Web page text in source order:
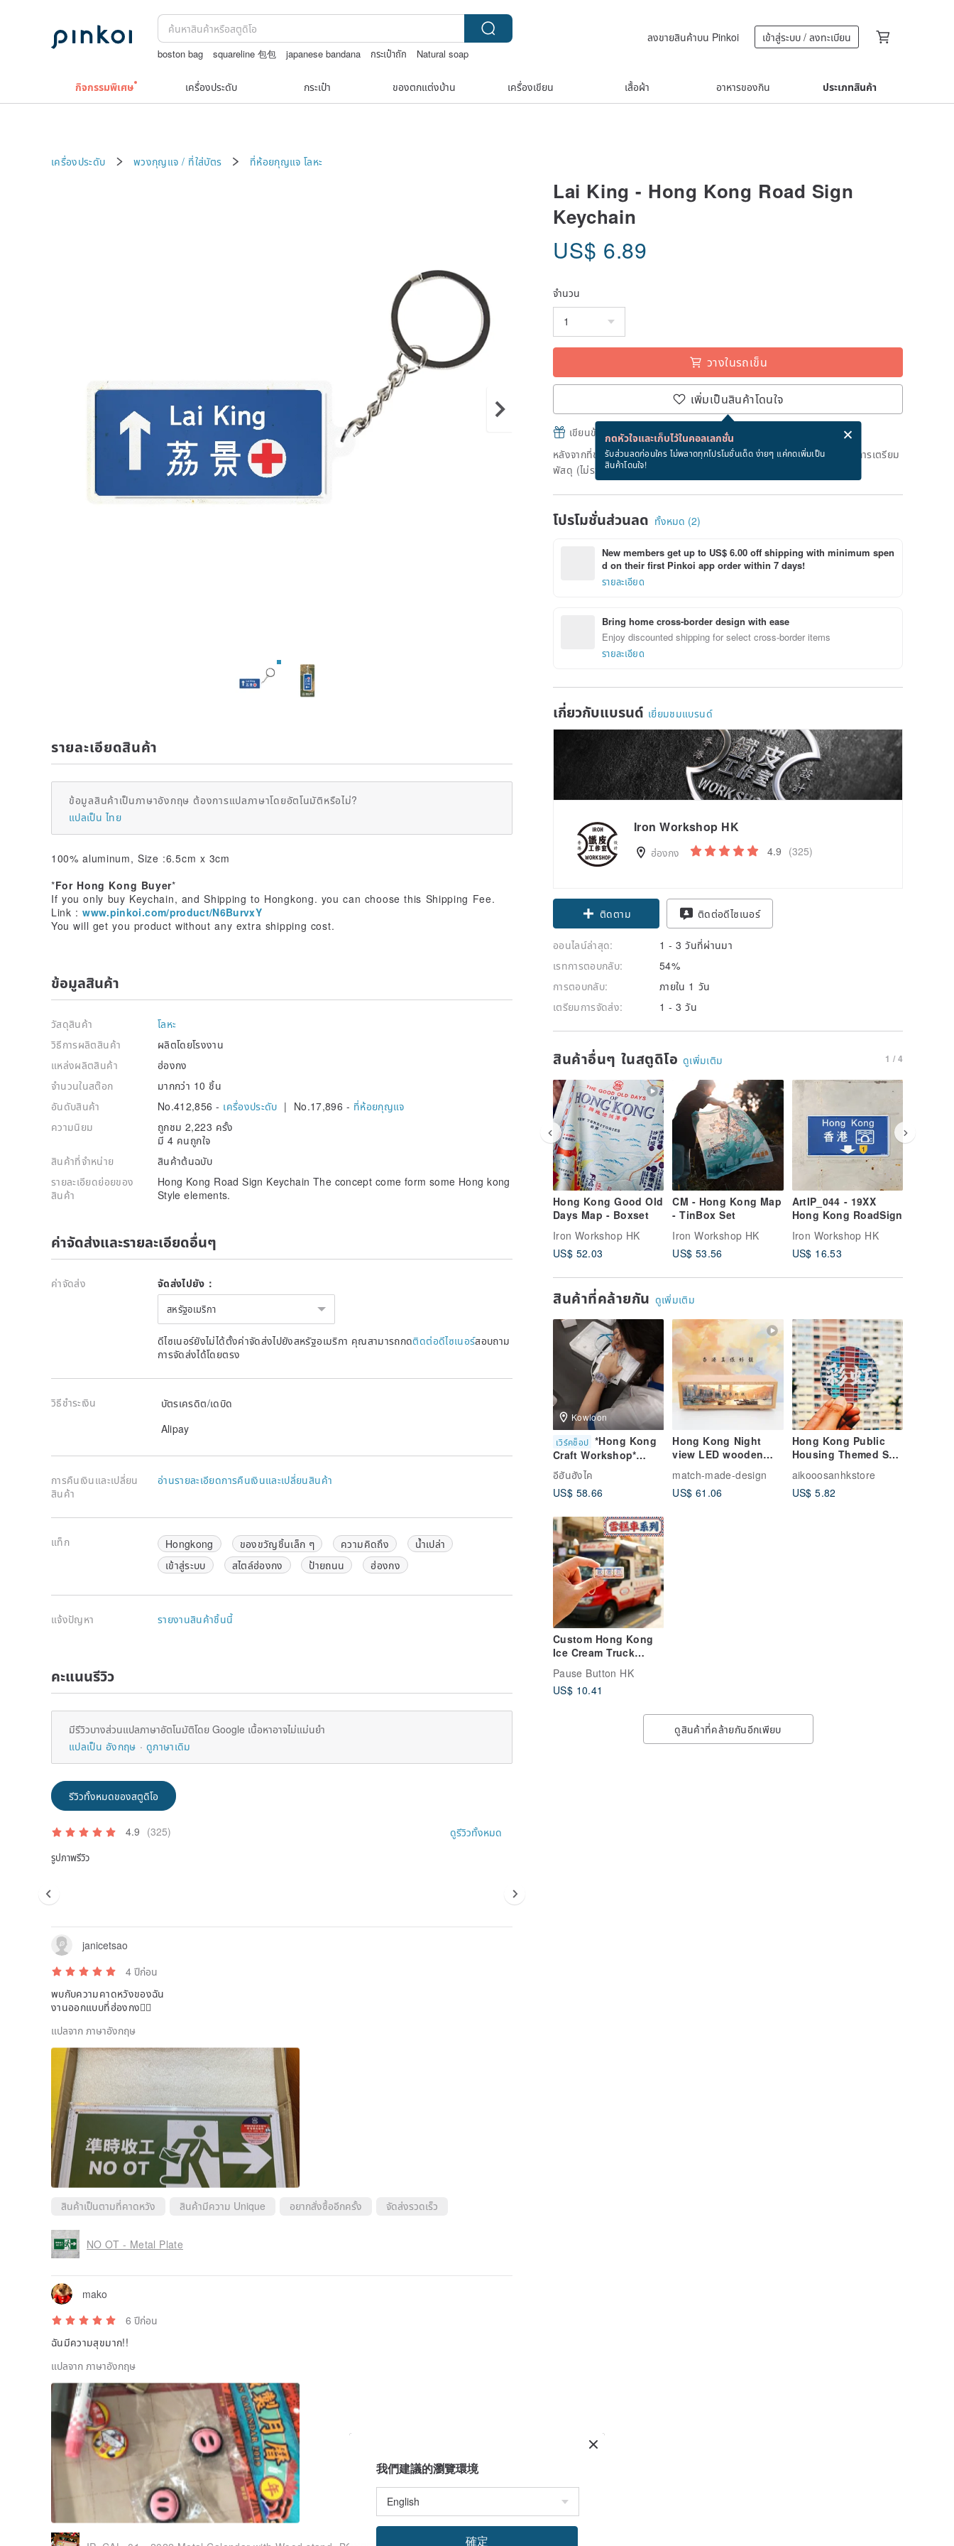
boston bag squareline 包包 japanese bandana กระเป๋าถัก
Natural soap
ลงขายสินค้าบน Pinkoi เข้าสู่ระบบ / ลงทะเบียน
กิจกรรมพิเศษ เครื่องประดับ กระเป๋า ของตกแต่งบ้าน เครื่องเขียน เสื้อผ้า อาหารของกิน ประเภทสินค้า
เครื่องประดับ พวงกุญแจ / ที่ใส่บัตร ที่ห้อยกุญแจ โลหะ
Lai King - Hong Kong Road Sign
Keychain
US$ 6.89
จำนวน
วางในรถเข็น
เพิ่มเป็นสินค้าโดนใจ
กดหัวใจและเก็บไว้ในคอลเลกชั่น
รับส่วนลดก่อนใคร ไม่พลาดทุกโปรโมชั่นเด็ด ง่ายๆ แค่กดเพิ่มเป็น
สินค้าโดนใจ!
เขียนข้อความและส่ง eCard ฟรีเมื่อซื้อสินค้า!
หลังจากที่ชำระเงินถึงวันที่จะจัดส่งสินค้า จะใช้เวลาประมาณ 1 วันทางการในการเตรียม
พัสดุ (ไม่รวมวันหยุด)
โปรโมชั่นส่วนลด ทั้งหมด (2)
New members get up to US$ 6.00 off shipping with minimum spen
d on their first Pinkoi app order within 7 days!
รายละเอียด
Bring home cross-border design with ease
Enjoy discounted shipping for select cross-border items
รายละเอียด
เกี่ยวกับแบรนด์ เยี่ยมชมแบรนด์
Iron Workshop HK
ฮ่องกง 4.9 (325)
ติดตาม ติดต่อดีไซเนอร์
ออนไลน์ล่าสุด:
1 - 3 วันที่ผ่านมา
เรทการตอบกลับ:
54%
การตอบกลับ:
ภายใน 1 วัน
เตรียมการจัดส่ง:
1 - 3 วัน
สินค้าอื่นๆ ในสตูดิโอ ดูเพิ่มเติม 1 / 4
Hong Kong Good Old
Days Map - Boxset
Iron Workshop HK
US$ 52.03
CM - Hong Kong Map
- TinBox Set
Iron Workshop HK
US$ 53.56
ArtIP_044 - 19XX
Hong Kong RoadSign
Iron Workshop HK
US$ 16.53
สินค้าที่คล้ายกัน ดูเพิ่มเติม
Kowloon
เวิร์คช็อป *Hong Kong
Craft Workshop*
Lightbox Making
(Friday Afternoons)
อีฮันฮังไค
US$ 58.66
Hong Kong Night
view LED wooden
match-made-design
US$ 61.06
Hong Kong Public
Housing Themed Set
of 8 Circular Stickers
aikooosanhkstore
US$ 5.82
Custom Hong Kong
Ice Cream Truck
Fidget Keychain
Pause Button HK
US$ 10.41
ดูสินค้าที่คล้ายกันอีกเพียบ
รายละเอียดสินค้า
ข้อมูลสินค้าเป็นภาษาอังกฤษ ต้องการแปลภาษาโดยอัตโนมัติหรือไม่?
แปลเป็น ไทย
100% aluminum, Size :6.5cm x 3cm
*For Hong Kong Buyer*
If you only buy Keychain, and Shipping to Hongkong. you can choose this Shipping Fee.
Link :www.pinkoi.com/product/N6BurvxY
You will get you product without any extra shipping cost.
ข้อมูลสินค้า
วัสดุสินค้า
โลหะ
วิธีการผลิตสินค้า
ผลิตโดยโรงงาน
แหล่งผลิตสินค้า
ฮ่องกง
จำนวนในสต๊อก
มากกว่า 10 ชิ้น
อันดับสินค้า
No.412,856 - เครื่องประดับ | No.17,896 - ที่ห้อยกุญแจ
ความนิยม
ถูกชม 2,223 ครั้ง
มี 4 คนถูกใจ
สินค้าที่จำหน่าย
สินค้าต้นฉบับ
รายละเอียดย่อยของ
สินค้า
Hong Kong Road Sign Keychain The concept come form some Hong kong
Style elements.
ค่าจัดส่งและรายละเอียดอื่นๆ
ค่าจัดส่ง จัดส่งไปยัง：
สหรัฐอเมริกา
ดีไซเนอร์ยังไม่ได้ตั้งค่าจัดส่งไปยังสหรัฐอเมริกา คุณสามารถกดติดต่อดีไซเนอร์สอบถาม
การจัดส่งได้โดยตรง
วิธีชำระเงิน
บัตรเครดิต/เดบิด
Alipay
การคืนเงินและเปลี่ยน
สินค้า
อ่านรายละเอียดการคืนเงินและเปลี่ยนสินค้า
แท็ก Hongkong ของขวัญชิ้นเล็ก ๆ ความคิดถึง
น้ำเปล่า
เข้าสู่ระบบ
สไตล์ฮ่องกง ป้ายถนน ฮ่องกง
แจ้งปัญหา รายงานสินค้าชิ้นนี้
คะแนนรีวิว
มีรีวิวบางส่วนแปลภาษาอัตโนมัติโดย Google เนื้อหาอาจไม่แม่นยำ
แปลเป็น อังกฤษ
ดูภาษาเดิม
รีวิวทั้งหมดของสตูดิโอ
4.9 (325) ดูรีวิวทั้งหมด
รูปภาพรีวิว
janicetsao
4 ปีก่อน
พบกับความคาดหวังของฉัน
งานออกแบบที่ฮ่องกง👍🏼
แปลจาก ภาษาอังกฤษ
สินค้าเป็นตามที่คาดหวัง สินค้ามีความ Unique อยากสั่งซื้ออีกครั้ง จัดส่งรวดเร็ว
NO OT - Metal Plate
mako
6 ปีก่อน
ฉันมีความสุขมาก!!
แปลจาก ภาษาอังกฤษ
我們建議的瀏覽環境
確定